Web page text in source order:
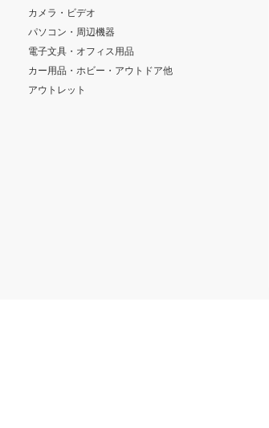
カメラ・ビデオ
パソコン・周辺機器
電子文具・オフィス用品
カー用品・ホビー・アウトドア他
アウトレット